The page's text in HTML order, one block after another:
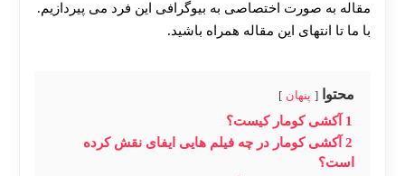
مقاله به صورت اختصاصی به بیوگرافی این فرد می پیردازیم.
با ما تا انتهای این مقاله همراه باشید.
محتوا پنهان
1 آکشی کومار کیست؟
2 آکشی کومار در چه فیلم هایی ایفای نقش کرده
است؟